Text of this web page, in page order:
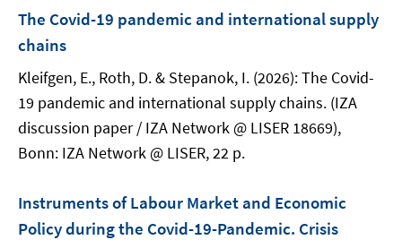
The Covid-19 pandemic and international supply
chains
Kleifgen, E., Roth, D. & Stepanok, I. (2026): The Covid-
19 pandemic and international supply chains. (IZA
discussion paper / IZA Network @ LISER 18669),
Bonn: IZA Network @ LISER, 22 p.
Instruments of Labour Market and Economic
Policy during the Covid-19-Pandemic. Crisis